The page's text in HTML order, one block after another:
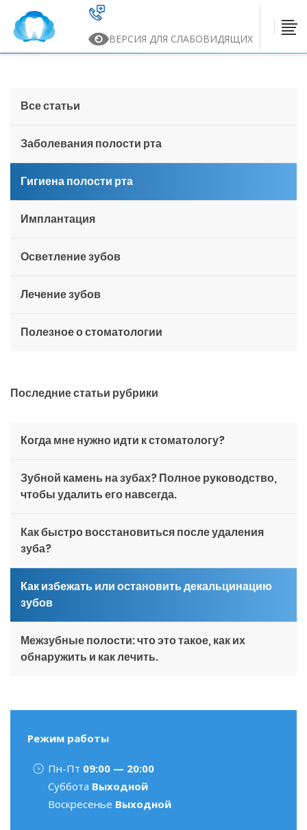
ВЕРСИЯ ДЛЯ СЛАБОВИДЯЩИХ
Все статьи
Заболевания полости рта
Гигиена полости рта
Имплантация
Осветление зубов
Лечение зубов
Полезное о стоматологии
Последние статьи рубрики
Когда мне нужно идти к стоматологу?
Зубной камень на зубах? Полное руководство,
чтобы удалить его навсегда.
Как быстро восстановиться после удаления
зуба?
Как избежать или остановить декальцинацию
зубов
Межзубные полости: что это такое, как их
обнаружить и как лечить.
Режим работы
Пн-Пт 09:00 — 20:00
Суббота Выходной
Воскресенье Выходной